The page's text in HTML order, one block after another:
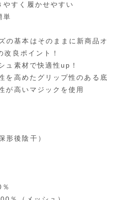
すく履かせやすい
単
の基本はそのままに新商品オ
良ポイント！
ュ素材で快適性up！
を高めたグリップ性のある底
が高いマジックを使用
形後陰干）